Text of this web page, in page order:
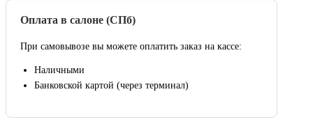
Оплата в салоне (СПб)
При самовывозе вы можете оплатить заказ на кассе:
Наличными
Банковской картой (через терминал)